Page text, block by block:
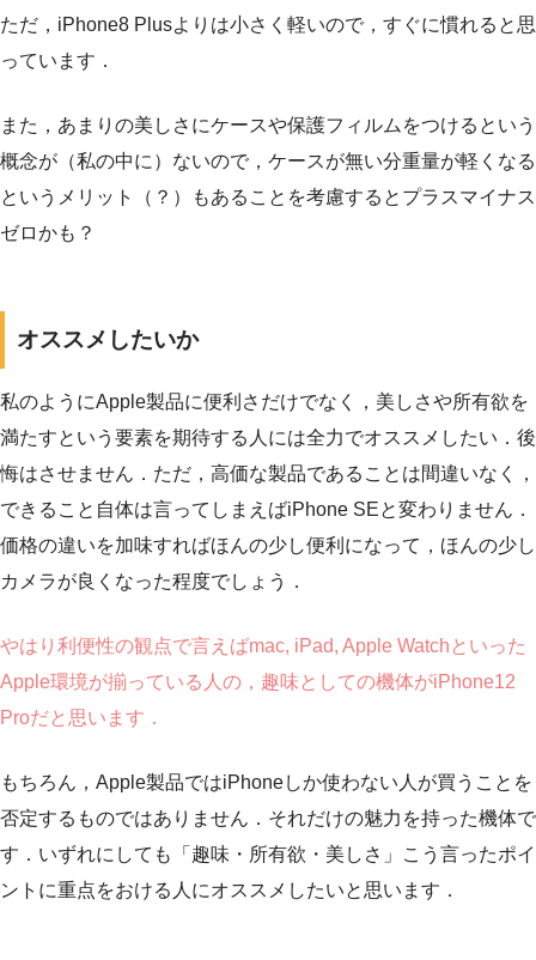
ただ，iPhone8 Plusよりは小さく軽いので，すぐに慣れると思
っています．
また，あまりの美しさにケースや保護フィルムをつけるという
概念が（私の中に）ないので，ケースが無い分重量が軽くなる
というメリット（？）もあることを考慮するとプラスマイナス
ゼロかも？
オススメしたいか
私のようにApple製品に便利さだけでなく，美しさや所有欲を
満たすという要素を期待する人には全力でオススメしたい．後
悔はさせません．ただ，高価な製品であることは間違いなく，
できること自体は言ってしまえばiPhone SEと変わりません．
価格の違いを加味すればほんの少し便利になって，ほんの少し
カメラが良くなった程度でしょう．
やはり利便性の観点で言えばmac, iPad, Apple Watchといった
Apple環境が揃っている人の，趣味としての機体がiPhone12
Proだと思います．
もちろん，Apple製品ではiPhoneしか使わない人が買うことを
否定するものではありません．それだけの魅力を持った機体で
す．いずれにしても「趣味・所有欲・美しさ」こう言ったポイ
ントに重点をおける人にオススメしたいと思います．